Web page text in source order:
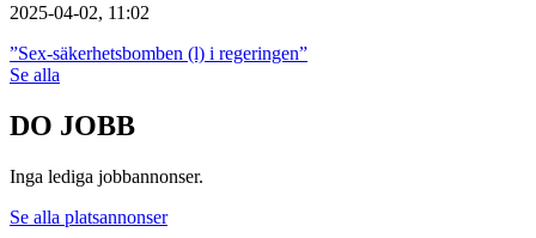
2025-04-02, 11:02
”Sex-säkerhetsbomben (l) i regeringen”
Se alla
DO JOBB
Inga lediga jobbannonser.
Se alla platsannonser